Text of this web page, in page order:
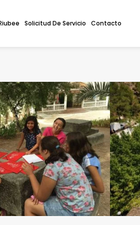
Solicitud De Servicio Contacto